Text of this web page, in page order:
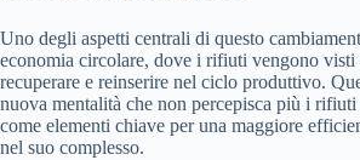
Uno degli aspetti centrali di questo
economia circolare, dove i rifiuti vengono visti
recuperare e reinserire nel ciclo produttivo.
nuova mentalità che non percepisca più i
come elementi chiave per una maggiore
nel suo complesso.